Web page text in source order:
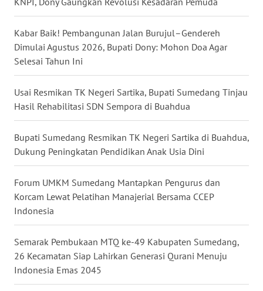
Kabar Baik! Pembangunan Jalan Burujul–Gendereh
Dimulai Agustus 2026, Bupati Dony: Mohon Doa Agar
Selesai Tahun Ini
Usai Resmikan TK Negeri Sartika, Bupati Sumedang Tinjau
Hasil Rehabilitasi SDN Sempora di Buahdua
Bupati Sumedang Resmikan TK Negeri Sartika di Buahdua,
Dukung Peningkatan Pendidikan Anak Usia Dini
Forum UMKM Sumedang Mantapkan Pengurus dan
Korcam Lewat Pelatihan Manajerial Bersama CCEP
Indonesia
Semarak Pembukaan MTQ ke-49 Kabupaten Sumedang,
26 Kecamatan Siap Lahirkan Generasi Qurani Menuju
Indonesia Emas 2045
WN
DANAU
TOBA
WN
NIAS
WN
LANGKAT
WN
TAPANULI
SELATAN
WN